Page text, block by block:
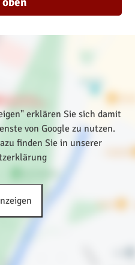
erklären Sie sich damit
von Google zu nutzen.
finden Sie in unserer